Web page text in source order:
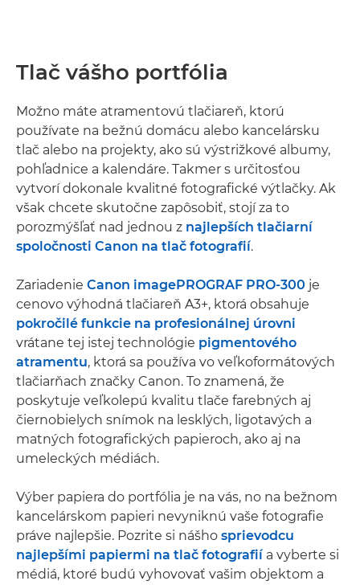
Tlač vášho portfólia
Možno máte atramentovú tlačiareň, ktorú
používate na bežnú domácu alebo kancelársku
tlač alebo na projekty, ako sú výstrižkové albumy,
pohľadnice a kalendáre. Takmer s určitosťou
vytvorí dokonale kvalitné fotografické výtlačky. Ak
však chcete skutočne zapôsobiť, stojí za to
porozmýšľať nad jednou z najlepších tlačiarní
spoločnosti Canon na tlač fotografií.
Zariadenie Canon imagePROGRAF PRO-300 je
cenovo výhodná tlačiareň A3+, ktorá obsahuje
pokročilé funkcie na profesionálnej úrovni
vrátane tej istej technológie pigmentového
atramentu, ktorá sa používa vo veľkoformátových
tlačiarňach značky Canon. To znamená, že
poskytuje veľkolepú kvalitu tlače farebných aj
čiernobielych snímok na lesklých, ligotavých a
matných fotografických papieroch, ako aj na
umeleckých médiách.
Výber papiera do portfólia je na vás, no na bežnom
kancelárskom papieri nevyniknú vaše fotografie
práve najlepšie. Pozrite si nášho sprievodcu
najlepšími papiermi na tlač fotografiía vyberte si
médiá, ktoré budú vyhovovať vašim objektom a